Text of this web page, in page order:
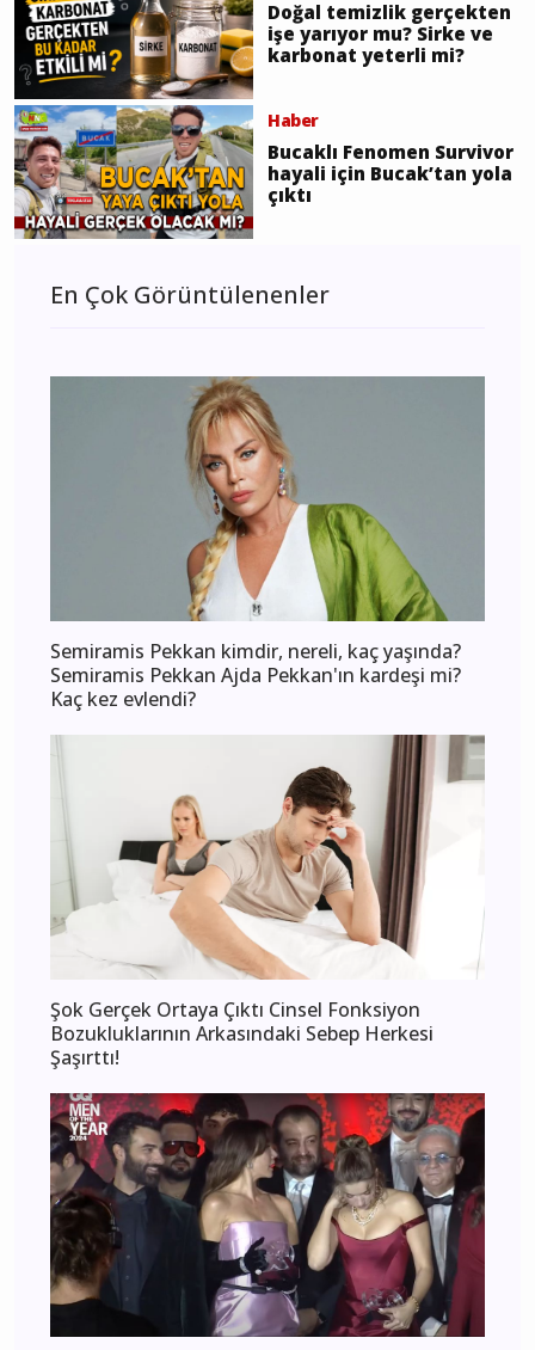
Doğal temizlik gerçekten
işe yarıyor mu? Sirke ve
karbonat yeterli mi?
Haber
Bucaklı Fenomen Survivor
hayali için Bucak’tan yola
çıktı
En Çok Görüntülenenler
Semiramis Pekkan kimdir, nereli, kaç yaşında?
Semiramis Pekkan Ajda Pekkan'ın kardeşi mi?
Kaç kez evlendi?
Şok Gerçek Ortaya Çıktı Cinsel Fonksiyon
Bozukluklarının Arkasındaki Sebep Herkesi
Şaşırttı!